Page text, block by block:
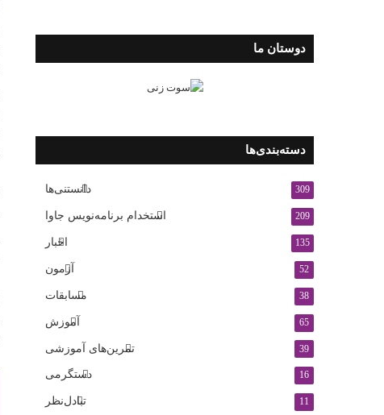
دوستان ما
دسته‌بندی‌ها
دانستنی‌ها 309
استخدام برنامه‌نویس جاوا 209
اخبار 135
آزمون 52
مسابقات 38
آموزش 65
تمرین‌های آموزشی 39
دستگرمی 16
تبادل‌نظر 11